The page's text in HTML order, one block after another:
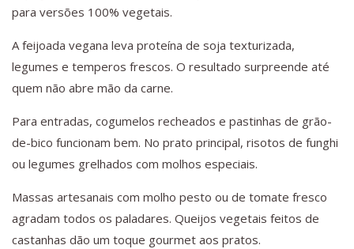
para versões 100% vegetais.
A feijoada vegana leva proteína de soja texturizada,
legumes e temperos frescos. O resultado surpreende até
quem não abre mão da carne.
Para entradas, cogumelos recheados e pastinhas de grão-
de-bico funcionam bem. No prato principal, risotos de funghi
ou legumes grelhados com molhos especiais.
Massas artesanais com molho pesto ou de tomate fresco
agradam todos os paladares. Queijos vegetais feitos de
castanhas dão um toque gourmet aos pratos.